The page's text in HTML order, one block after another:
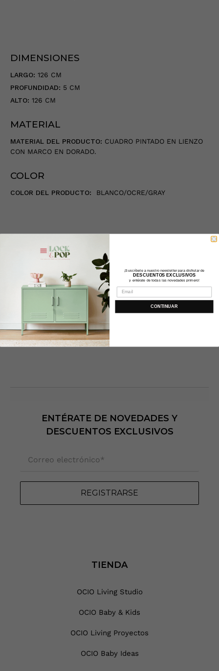
DIMENSIONES
LARGO: 126 CM
PROFUNDIDAD: 5 CM
ALTO: 126 CM
MATERIAL
MATERIAL DEL PRODUCTO: CUADRO PINTADO EN LIENZO
CON MARCO EN DORADO.
COLOR
COLOR DEL PRODUCTO: BLANCO/OCRE/GRAY
ENTÉRATE DE NOVEDADES Y
DESCUENTOS EXCLUSIVOS
REGISTRARSE
TIENDA
OCIO Living Studio
OCIO Baby & Kids
OCIO Living Proyectos
OCIO Baby Ideas
¡Suscríbete a nuestro newsletter para disfrutar de
DESCUENTOS EXCLUSIVOS
y entérate de todas las novedades primero!
CONTINUAR